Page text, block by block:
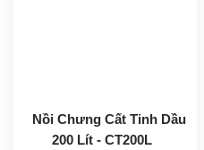
Nồi Chưng Cất Tinh Dầu
200 Lít - CT200L